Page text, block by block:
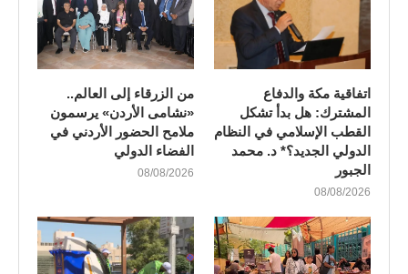
اتفاقية مكة والدفاع
المشترك: هل بدأ تشكل
القطب الإسلامي في النظام
الدولي الجديد؟* د. محمد
الجبور
08/08/2026
من الزرقاء إلى العالم..
«نشامى الأردن» يرسمون
ملامح الحضور الأردني في
الفضاء الدولي
08/08/2026